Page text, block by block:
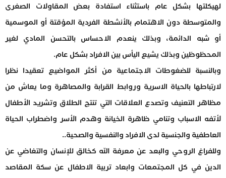
لهيكلتها بشكل عام باستثناء استفادة بعض المقاولات الصغرى
والمتوسطة دون الاهتمام بالأنشطة الفردية المؤقتة أو الموسمية
أو شبه الدائمة، وبذلك ينعدم الاحساس بالتحسن المادي لغير
المحظوظين وبذلك يشيع اليأس بين الافراد بشكل عام.
وبالنسبة للضغوطات الاجتماعية من أكثر المواضيع تعقيدا نظرا
لارتباطها بالحياة الاسرية وروابط القرابة والمصاهرة وما يعاش من
مظاهر التعنيف وتصدع العلاقات التي تنتج الطلاق وتشريد الأطفال
لأتفه الاسباب وتنامي ظاهرة الخيانة وهدم الأسر واضطراب الحياة
العاطفية والجنسية لدى الافراد والنفسية والصحية..
وللفراغ الروحي والبعد عن معرفة الله كخالق للإنسان والتغاضي عن
الدين في كل المجتمعات وابعاد تربية الاطفال عن سكة المقاصد